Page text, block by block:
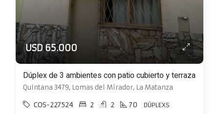
USD 65.000
Dúplex de 3 ambientes con patio cubierto y terraza
Quintana 3479, Lomas del Mirador, La Matanza
COS-227524 2 2 70 DÚPLEXS